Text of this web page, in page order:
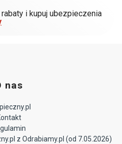
i kupuj ubezpieczenia
nas
z Odrabiamy.pl (od 7.05.2026)